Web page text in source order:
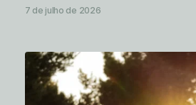
7 de julho de 2026